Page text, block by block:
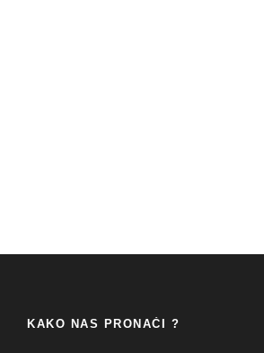
KAKO NAS PRONAĆI ?